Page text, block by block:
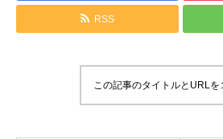
RSS
この記事のタイトルとURLを